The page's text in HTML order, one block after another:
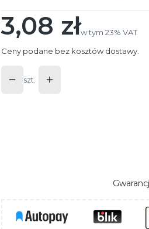
Cena
3,08 złw tym 23% VAT
w tym 23% VAT
Ceny podane bez kosztów dostawy.
szt.